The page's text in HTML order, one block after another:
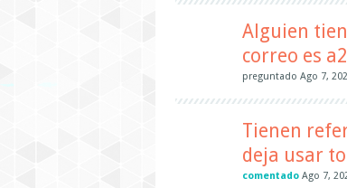
Alguien
correo es
preguntado Ago 7,
Tienen
deja usar
comentado Ago 7,